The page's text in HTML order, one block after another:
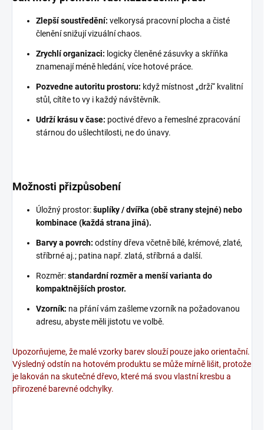
Zlepší soustředění: velkorysá pracovní plocha a čisté
členění snižují vizuální chaos.
Zrychlí organizaci: logicky členěné zásuvky a skříňka
znamenají méně hledání, více hotové práce.
Pozvedne autoritu prostoru: když místnost „drží“ kvalitní
stůl, cítíte to vy i každý návštěvník.
Udrží krásu v čase: poctivé dřevo a řemeslné zpracování
stárnou do ušlechtilosti, ne do únavy.
Možnosti přizpůsobení
Úložný prostor:šuplíky / dvířka (obě strany stejné) nebo
kombinace (každá strana jiná).
Barvy a povrch: odstíny dřeva včetně bílé, krémové, zlaté,
stříbrné aj.; patina např. zlatá, stříbrná a další.
Rozměr:standardní rozměr a menší varianta do
kompaktnějších prostor.
Vzorník: na přání vám zašleme vzorník na požadovanou
adresu, abyste měli jistotu ve volbě.
Upozorňujeme, že malé vzorky barev slouží pouze jako orientační.
Výsledný odstín na hotovém produktu se může mírně lišit, protože
je lakován na skutečné dřevo, které má svou vlastní kresbu a
přirozené barevné odchylky.